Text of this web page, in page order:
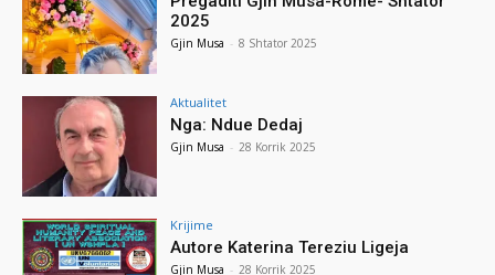
2025
Gjin Musa - 8 Shtator 2025
Aktualitet
Nga: Ndue Dedaj
Gjin Musa - 28 Korrik 2025
Krijime
Autore Katerina Tereziu Ligeja
Gjin Musa - 28 Korrik 2025